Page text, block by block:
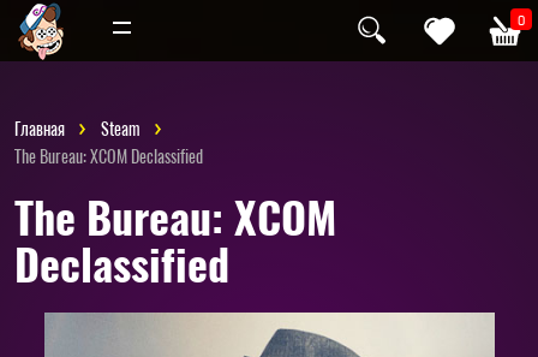
0
Инди
Главная
Steam
The Bureau: XCOM Declassified
The Bureau: XCOM
Declassified